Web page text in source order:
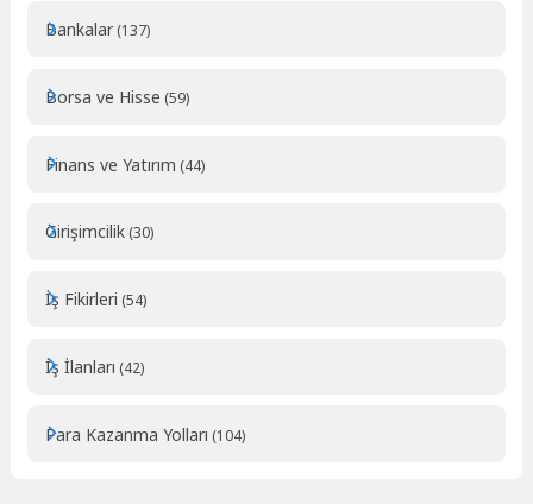
Bankalar (137)
Borsa ve Hisse (59)
Finans ve Yatırım (44)
Girişimcilik (30)
İş Fikirleri (54)
İş İlanları (42)
Para Kazanma Yolları (104)